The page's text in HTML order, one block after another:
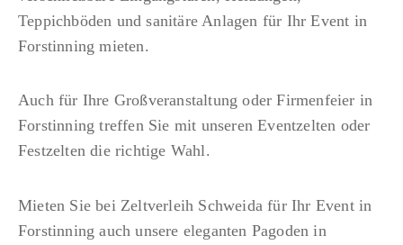
t
o
Teppichböden und sanitäre Anlagen für Ihr Event in
Forstinning mieten.
Auch für Ihre Großveranstaltung oder Firmenfeier in
Forstinning treffen Sie mit unseren Eventzelten oder
Festzelten die richtige Wahl.
Mieten Sie bei Zeltverleih Schweida für Ihr Event in
Forstinning auch unsere eleganten Pagoden in